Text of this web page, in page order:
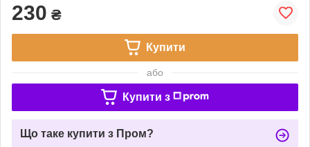
230 ₴
Купити
або
Купити з
Що таке купити з Пром?